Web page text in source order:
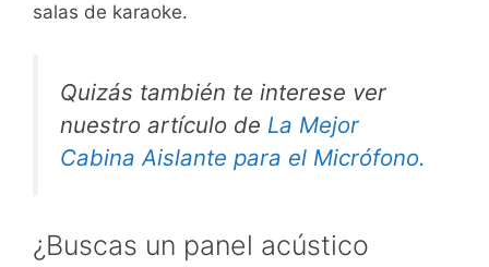
salas de karaoke.
Quizás también te interese ver
nuestro artículo de La Mejor
Cabina Aislante para el Micrófono.
¿Buscas un panel acústico